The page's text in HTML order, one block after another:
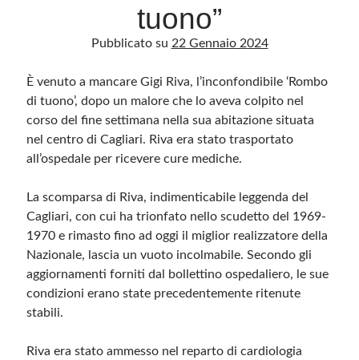
Archivi
Categorie
Categorie
Questo blog non rappresenta una testata giornalistica, in quanto viene aggiornato
senza alcuna periodicità. Non può pertanto considerarsi un prodotto editoriale ai
sensi della legge n· 62 del 7.03.2001. L’autore non è responsabile di quanto
pubblicato dai lettori nei commenti ai vari post. Saranno comunque cancellati quelli
ritenuti offensivi o lesivi dell’immagine o dell’onorabilità di terzi, di genere spam,
razzisti o che contengano dati personali non conformi al rispetto delle norme sulla
privacy. Alcune immagini inserite in questo blog sono tratte da Internet e, pertanto,
diritti d’autore, vi invito a comunicarlo via e-mail a info[at]dinovalle.it e saranno
tuono”
Pubblicato su 22 Gennaio 2024
È venuto a mancare Gigi Riva, l’inconfondibile ‘Rombo
di tuono’, dopo un malore che lo aveva colpito nel
corso del fine settimana nella sua abitazione situata
nel centro di Cagliari. Riva era stato trasportato
all’ospedale per ricevere cure mediche.
La scomparsa di Riva, indimenticabile leggenda del
Cagliari, con cui ha trionfato nello scudetto del 1969-
1970 e rimasto fino ad oggi il miglior realizzatore della
Nazionale, lascia un vuoto incolmabile. Secondo gli
aggiornamenti forniti dal bollettino ospedaliero, le sue
condizioni erano state precedentemente ritenute
stabili.
Riva era stato ammesso nel reparto di cardiologia